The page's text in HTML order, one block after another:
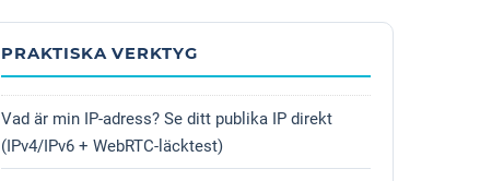
PRAKTISKA VERKTYG
Vad är min IP-adress? Se ditt publika IP direkt
(IPv4/IPv6 + WebRTC-läcktest)